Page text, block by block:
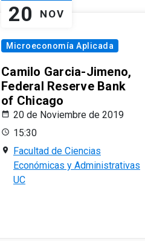
20 NOV
Microeconomía Aplicada
Camilo Garcia-Jimeno,
Federal Reserve Bank
of Chicago
20 de Noviembre de 2019
15:30
Facultad de Ciencias
Económicas y Administrativas
UC